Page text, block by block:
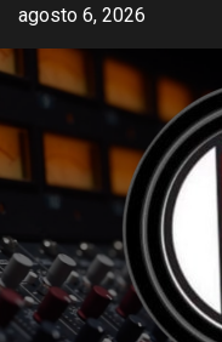
agosto 6, 2026